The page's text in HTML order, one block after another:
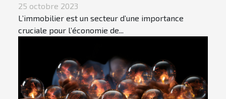
25 octobre 2023
L’immobilier est un secteur d’une importance
cruciale pour l’économie de...